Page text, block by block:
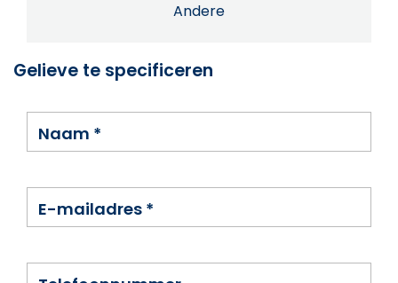
Andere
Gelieve te specificeren
Naam *
E-mailadres *